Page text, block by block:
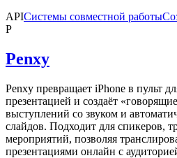
APIСистемы совместной работы
P
Penxy
Penxy превращает iPhone в пульт
презентацией и создаёт
выступлений со звуком и
слайдов. Подходит для спикеров,
мероприятий, позволяя
презентациями онлайн с